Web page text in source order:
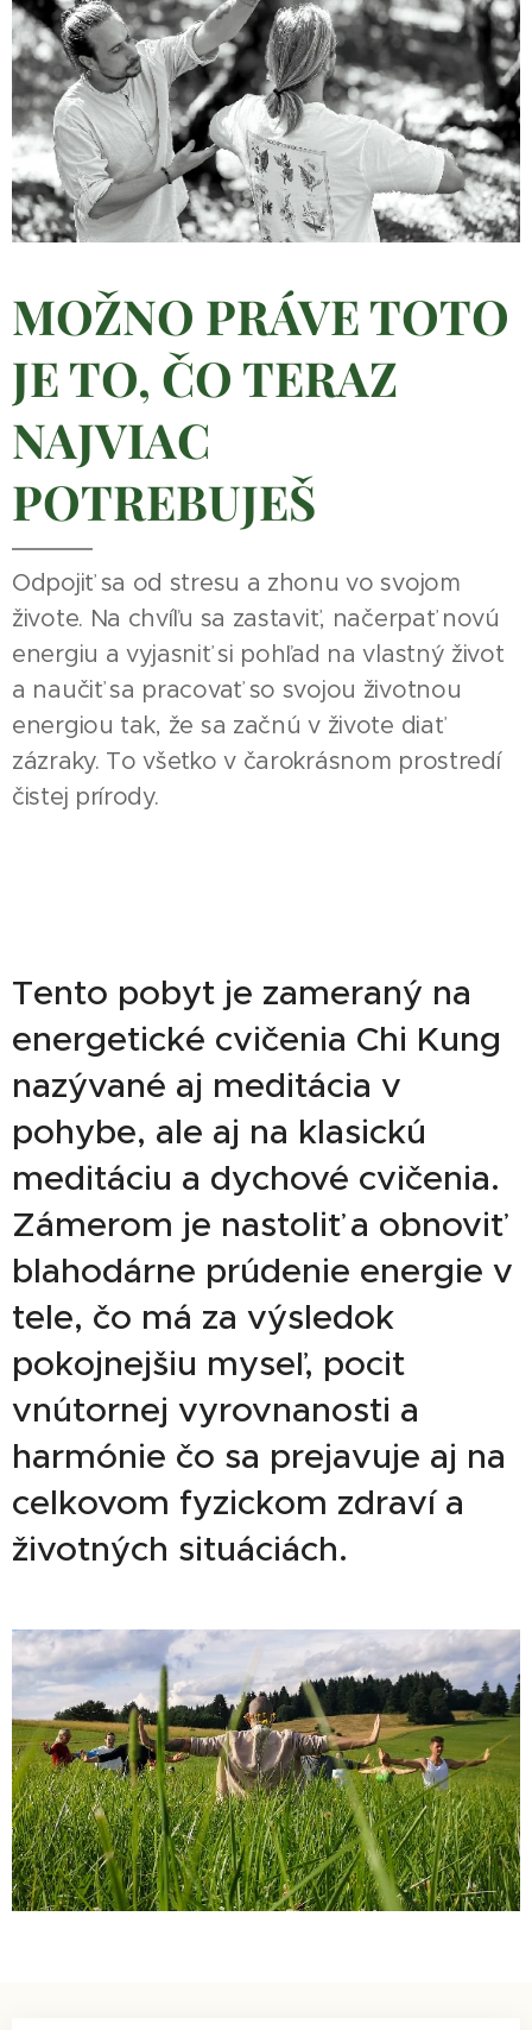
MOŽNO PRÁVE TOTO
JE TO, ČO TERAZ
NAJVIAC
POTREBUJEŠ
Odpojiť sa od stresu a zhonu vo svojom
živote. Na chvíľu sa zastaviť, načerpať novú
energiu a vyjasniť si pohľad na vlastný život
a naučiť sa pracovať so svojou životnou
energiou tak, že sa začnú v živote diať
zázraky. To všetko v čarokrásnom prostredí
čistej prírody.
Tento pobyt je zameraný na
energetické cvičenia Chi Kung
nazývané aj meditácia v
pohybe, ale aj na klasickú
meditáciu a dychové cvičenia.
Zámerom je nastoliť a obnoviť
blahodárne prúdenie energie v
tele, čo má za výsledok
pokojnejšiu myseľ, pocit
vnútornej vyrovnanosti a
harmónie čo sa prejavuje aj na
celkovom fyzickom zdraví a
životných situáciách.